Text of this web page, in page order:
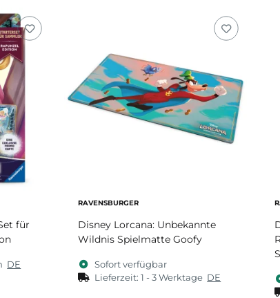
für
DE
RAVENSBURGER
Disney Lorcana: Unbekannte
Wildnis Spielmatte Goofy
Sofort verfügbar
Lieferzeit:1 - 3 Werktage DE